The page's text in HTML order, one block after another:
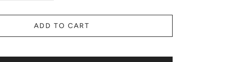
ADD TO CART